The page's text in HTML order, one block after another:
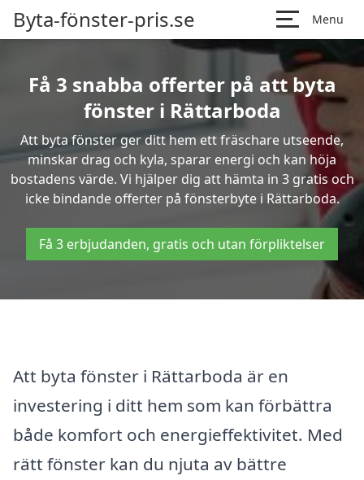
Byta-fönster-pris.se Menu
Få 3 snabba offerter på att byta
fönster i Rättarboda
Att byta fönster ger ditt hem ett fräschare utseende,
minskar drag och kyla, sparar energi och kan höja
bostadens värde. Vi hjälper dig att hämta in 3 gratis och
icke bindande offerter på fönsterbyte i Rättarboda.
Få 3 erbjudanden, gratis och utan förpliktelser
Att byta fönster i Rättarboda är en
investering i ditt hem som kan förbättra
både komfort och energieffektivitet. Med
rätt fönster kan du njuta av bättre